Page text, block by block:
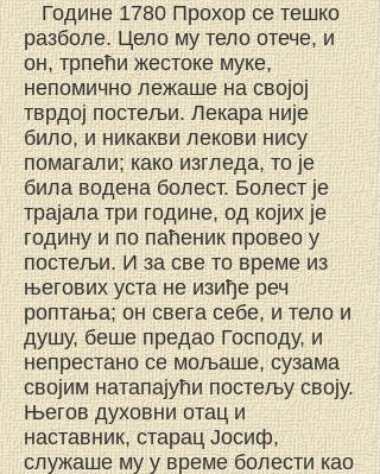
Године 1780 Прохор се тешко
разболе. Цело му тело отече, и
он, трпећи жестоке муке,
непомично лежаше на својој
тврдој постељи. Лекара није
било, и никакви лекови нису
помагали; како изгледа, то је
била водена болест. Болест је
трајала три године, од којих је
годину и по паћеник провео у
постељи. И за све то време из
његових уста не изиђе реч
роптања; он свега себе, и тело и
душу, беше предао Господу, и
непрестано се мољаше, сузама
својим натапајући постељу своју.
Његов духовни отац и
наставник, старац Јосиф,
служаше му у време болести као